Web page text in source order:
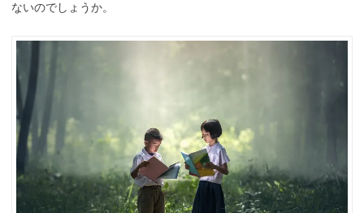
ないのでしょうか。